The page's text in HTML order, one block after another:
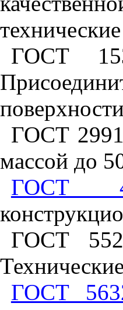
ГОСТ
поверхности
ГОСТ
массой до
ГОСТ
ГОСТ
ГОСТ